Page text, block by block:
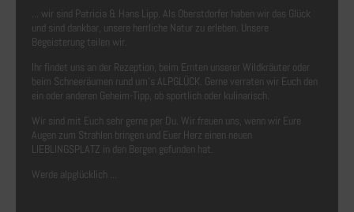
... wir sind Patricia & Hans Lipp. Als Oberstdorfer haben wir das Glück
und sind dankbar, unsere herrliche Natur zu erleben. Unsere
Begeisterung teilen wir.
Ihr findet uns an der Rezeption, beim Ernten unserer Wildkräuter oder
beim Schneeräumen rund um's ALPGLÜCK. Gerne verraten wir Euch den
ein oder anderen Geheim-Tipp, ob sportlich oder kulinarisch.
Wir sind mit Euch sehr gerne per Du. Wir freuen uns, wenn wir Eure
Augen zum Strahlen bringen und Euer Herz einen neuen
LIEBLINGSPLATZ in den Bergen gefunden hat.
Werde alpglücklich ...